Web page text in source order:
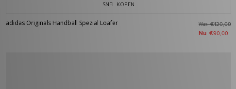
SNEL KOPEN
adidas Originals Handball Spezial Loafer Was€120,00
Nu €90,00